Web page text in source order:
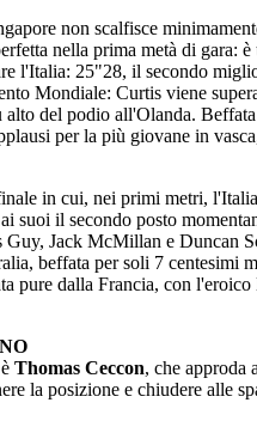
non scalfisce
nella prima metà di
l'Italia: 25"28, il secondo
Mondiale: Curtis viene
del podio all'Olanda.
per la più giovane in
in cui, nei primi metri,
suoi il secondo posto
Jack McMillan e Duncan
beffata per soli 7
dalla Francia, con
Thomas Ceccon, che approda
la posizione e chiudere